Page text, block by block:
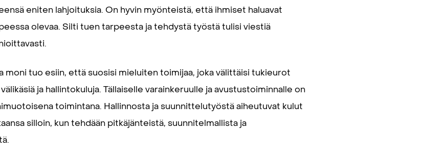
eniten lahjoituksia. On hyvin myönteistä, että ihmiset haluavat
olevaa. Silti tuen tarpeesta ja tehdystä työstä tulisi viestiä
moni tuo esiin, että suosisi mieluiten toimijaa, joka välittäisi tukieurot
ja hallintokuluja. Tällaiselle varainkeruulle ja avustustoiminnalle on
toimintana. Hallinnosta ja suunnittelutyöstä aiheutuvat kulut
silloin, kun tehdään pitkäjänteistä, suunnitelmallista ja